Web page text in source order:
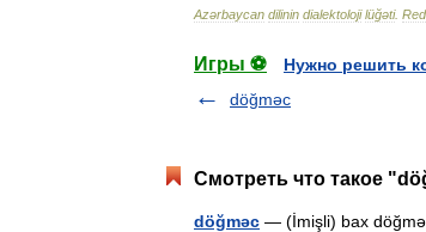
Azərbaycan dilinin dialektoloji lüğəti.
Игры ⚽
Нужно решить
döğməc
Смотреть что такое
döğməc — (İmişli) bax